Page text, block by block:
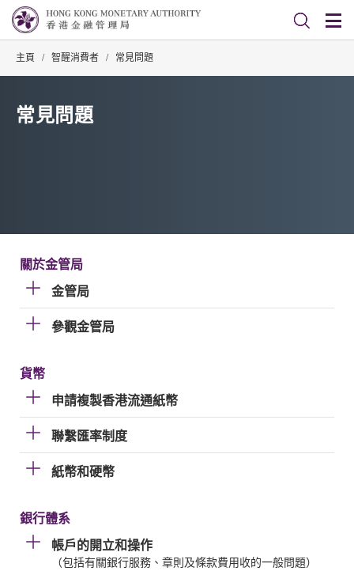
主頁 / 智醒消費者 / 常見問題
常見問題
關於金管局
金管局
參觀金管局
貨幣
申請複製香港流通紙幣
聯繫匯率制度
紙幣和硬幣
銀行體系
帳戶的開立和操作
（包括有關銀行服務、章則及條款費用收的一般問題）